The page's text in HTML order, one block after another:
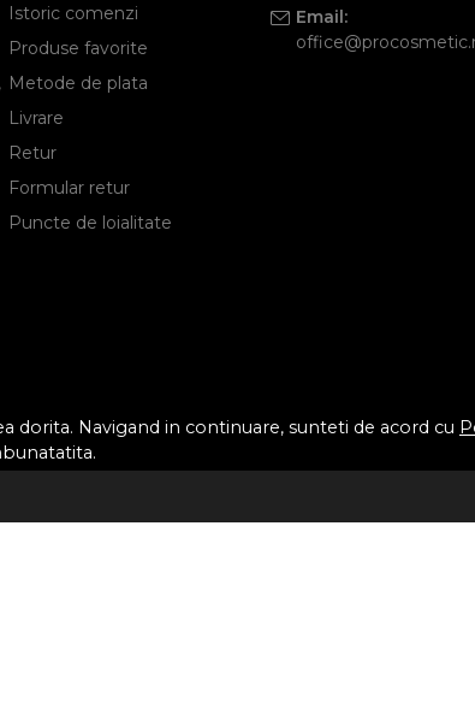
dorita. Navigand in continuare, sunteti de acord cu
Istoric comenzi
Produse favorite
Metode de plata
Livrare
Retur
Formular retur
Puncte de loialitate
Email: